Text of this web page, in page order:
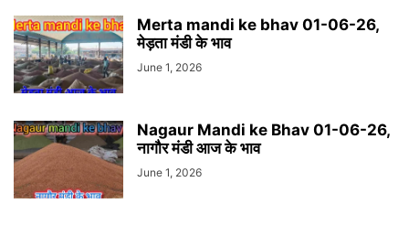
Merta mandi ke bhav 01-06-26,
मेड़ता मंडी के भाव
June 1, 2026
Nagaur Mandi ke Bhav 01-06-26,
नागौर मंडी आज के भाव
June 1, 2026